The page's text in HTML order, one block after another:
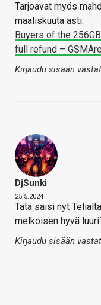
Tarjoavat myös
maaliskuuta asti.
Buyers of the
full refund –
Kirjaudu sisään
DjSunki
25.5.2024
Tätä saisi nyt
melkoisen hyvä
Kirjaudu sisään